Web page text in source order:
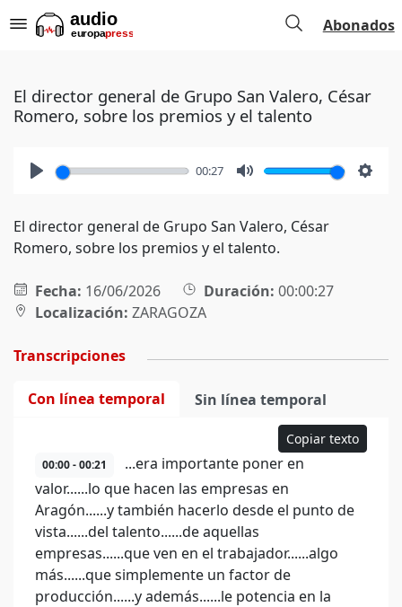
Abonados
El director general de Grupo San Valero, César
Romero, sobre los premios y el talento
00:27
El director general de Grupo San Valero, César
Romero, sobre los premios y el talento.
Fecha: 16/06/2026 Duración: 00:00:27
Localización: ZARAGOZA
Transcripciones
Con línea temporal Sin línea temporal
Copiar texto
00:00 - 00:21
...era importante poner en
valor......lo que hacen las empresas en
Aragón......y también hacerlo desde el punto de
vista......del talento......de aquellas
empresas......que ven en el trabajador......algo
más......que simplemente un factor de
producción......y además......le potencia en la